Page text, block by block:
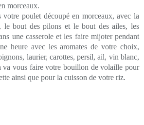
morceaux.
votre poulet découpé en morceaux, avec la
le bout des pilons et le bout des ailes, les
une casserole et les faire mijoter pendant
heure avec les aromates de votre choix,
laurier, carottes, persil, ail, vin blanc,
va vous faire votre bouillon de volaille pour
ainsi que pour la cuisson de votre riz.